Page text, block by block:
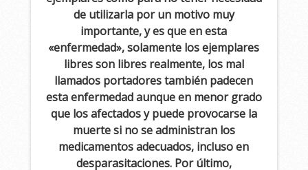
de utilizarla por un motivo muy
importante, y es que en esta
«enfermedad», solamente los ejemplares
libres son libres realmente, los mal
llamados portadores también padecen
esta enfermedad aunque en menor grado
que los afectados y puede provocarse la
muerte si no se administran los
medicamentos adecuados, incluso en
desparasitaciones. Por último,